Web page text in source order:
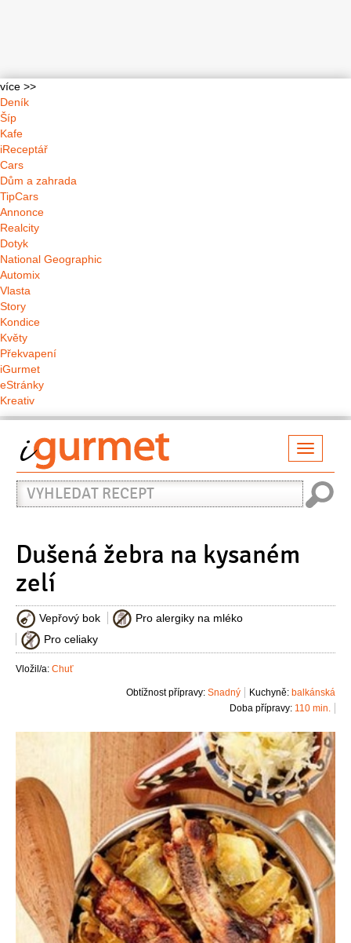
více >>
Deník
Šíp
Kafe
iReceptář
Cars
Dům a zahrada
TipCars
Annonce
Realcity
Dotyk
National Geographic
Automix
Vlasta
Story
Kondice
Květy
Překvapení
iGurmet
eStránky
Kreativ
Vyhledat
recept
Dušená žebra na kysaném
zelí
Vepřový bok
Pro alergiky na mléko
Pro celiaky
Vložil/a: Chuť
Kuchyně: balkánská
Obtížnost přípravy: Snadný
Doba přípravy: 110 min.